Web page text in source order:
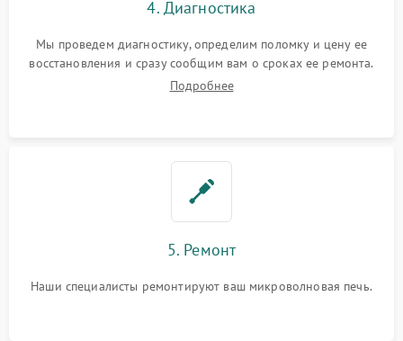
4. Диагностика
Мы проведем диагностику, определим поломку и цену ее
восстановления и сразу сообщим вам о сроках ее ремонта.
Подробнее
5. Ремонт
Наши специалисты ремонтируют ваш микроволновая печь.